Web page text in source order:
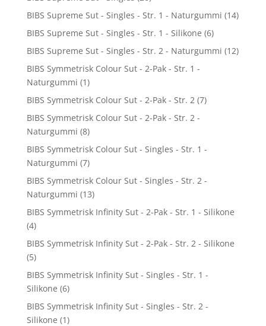
BIBS Supreme Sut - Singles - Str. 1 - Naturgummi (14)
BIBS Supreme Sut - Singles - Str. 1 - Silikone (6)
BIBS Supreme Sut - Singles - Str. 2 - Naturgummi (12)
BIBS Symmetrisk Colour Sut - 2-Pak - Str. 1 -
Naturgummi (1)
BIBS Symmetrisk Colour Sut - 2-Pak - Str. 2 (7)
BIBS Symmetrisk Colour Sut - 2-Pak - Str. 2 -
Naturgummi (8)
BIBS Symmetrisk Colour Sut - Singles - Str. 1 -
Naturgummi (7)
BIBS Symmetrisk Colour Sut - Singles - Str. 2 -
Naturgummi (13)
BIBS Symmetrisk Infinity Sut - 2-Pak - Str. 1 - Silikone
(4)
BIBS Symmetrisk Infinity Sut - 2-Pak - Str. 2 - Silikone
(5)
BIBS Symmetrisk Infinity Sut - Singles - Str. 1 -
Silikone (6)
BIBS Symmetrisk Infinity Sut - Singles - Str. 2 -
Silikone (1)